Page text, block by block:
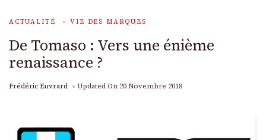
ACTUALITÉ VIE DES MARQUES
De Tomaso : Vers une énième
renaissance ?
Frédéric Euvrard Updated On 20 Novembre 2018